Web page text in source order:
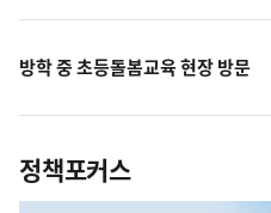
방학 중 초등돌봄교육 현장 방문
정책포커스